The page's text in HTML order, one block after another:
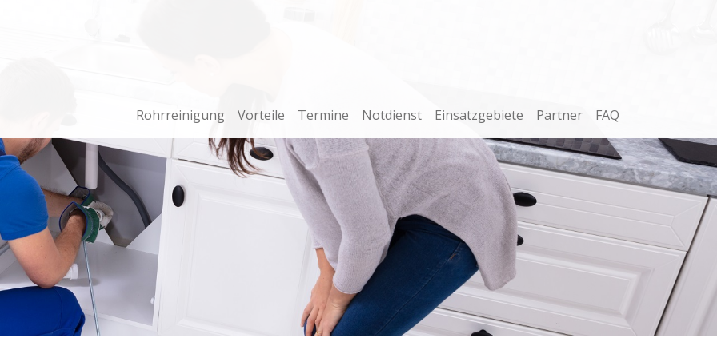
Rohrreinigung Vorteile Termine Notdienst Einsatzgebiete Partner FAQ